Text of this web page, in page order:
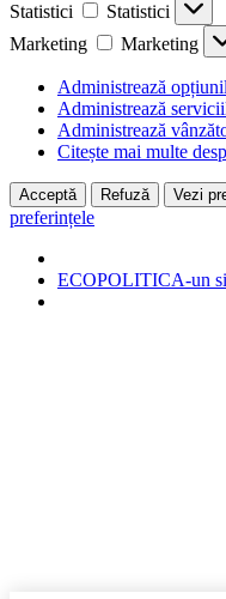
Statistici
Statistici
Marketing
Marketing
Administrează
Administrează
Administrează
Citește mai multe
Acceptă Refuză Vezi
preferințele
ECOPOLITICA-un